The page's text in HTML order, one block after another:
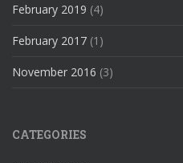
February 2019 (4)
February 2017 (1)
November 2016 (3)
CATEGORIES